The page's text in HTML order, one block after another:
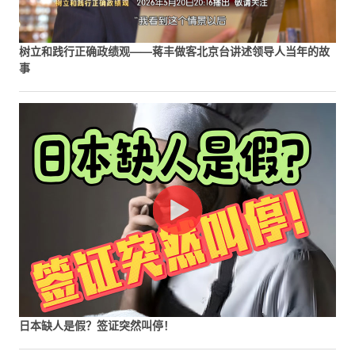
树立和践行正确政绩观——蒋丰做客北京台讲述领导人当年的故
事
日本缺人是假？签证突然叫停！